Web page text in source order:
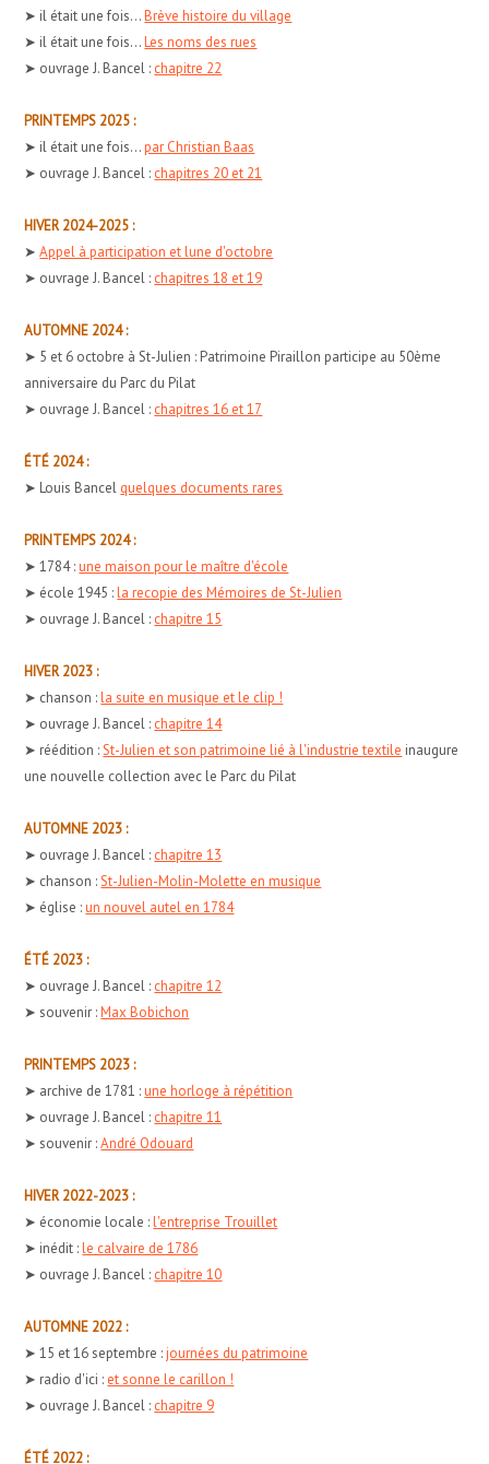
➤ il était une fois...Brève histoire du village
➤ il était une fois...Les noms des rues
➤ ouvrage J. Bancel : chapitre 22
PRINTEMPS 2025 :
➤ il était une fois...par Christian Baas
➤ ouvrage J. Bancel : chapitres 20 et 21
HIVER 2024-2025 :
➤Appel à participation et lune d'octobre
➤ ouvrage J. Bancel : chapitres 18 et 19
AUTOMNE 2024 :
➤ 5 et 6 octobre à St-Julien : Patrimoine Piraillon participe au 50ème
anniversaire du Parc du Pilat
➤ ouvrage J. Bancel : chapitres 16 et 17
ÉTÉ 2024 :
➤ Louis Bancel quelques documents rares
PRINTEMPS 2024 :
➤ 1784 :une maison pour le maître d'école
➤ école 1945 :la recopie des Mémoires de St-Julien
➤ ouvrage J. Bancel : chapitre 15
HIVER 2023 :
➤ chanson :la suite en musique et le clip !
➤ ouvrage J. Bancel : chapitre 14
➤ réédition :St-Julien et son patrimoine lié à l'industrie textile inaugure
une nouvelle collection avec le Parc du Pilat
AUTOMNE 2023 :
➤ ouvrage J. Bancel : chapitre 13
➤ chanson :St-Julien-Molin-Molette en musique
➤ église :un nouvel autel en 1784
ÉTÉ 2023 :
➤ ouvrage J. Bancel : chapitre 12
➤ souvenir :Max Bobichon
PRINTEMPS 2023 :
➤ archive de 1781 :une horloge à répétition
➤ ouvrage J. Bancel : chapitre 11
➤ souvenir :André Odouard
HIVER 2022-2023 :
➤ économie locale :l'entreprise Trouillet
➤ inédit :le calvaire de 1786
➤ ouvrage J. Bancel : chapitre 10
AUTOMNE 2022 :
➤ 15 et 16 septembre :journées du patrimoine
➤ radio d'ici : et sonne le carillon !
➤ ouvrage J. Bancel : chapitre 9
ÉTÉ 2022 :